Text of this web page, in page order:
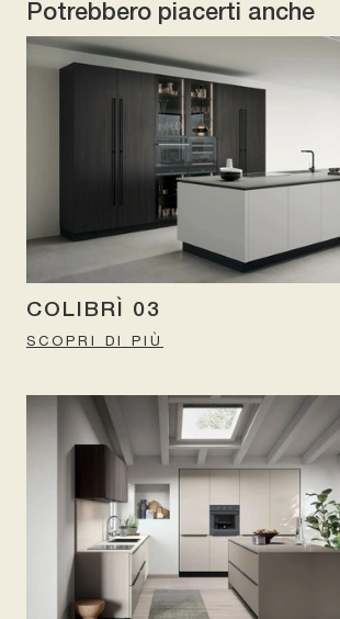
Potrebbero piacerti anche
COLIBRÌ 03
SCOPRI DI PIÙ